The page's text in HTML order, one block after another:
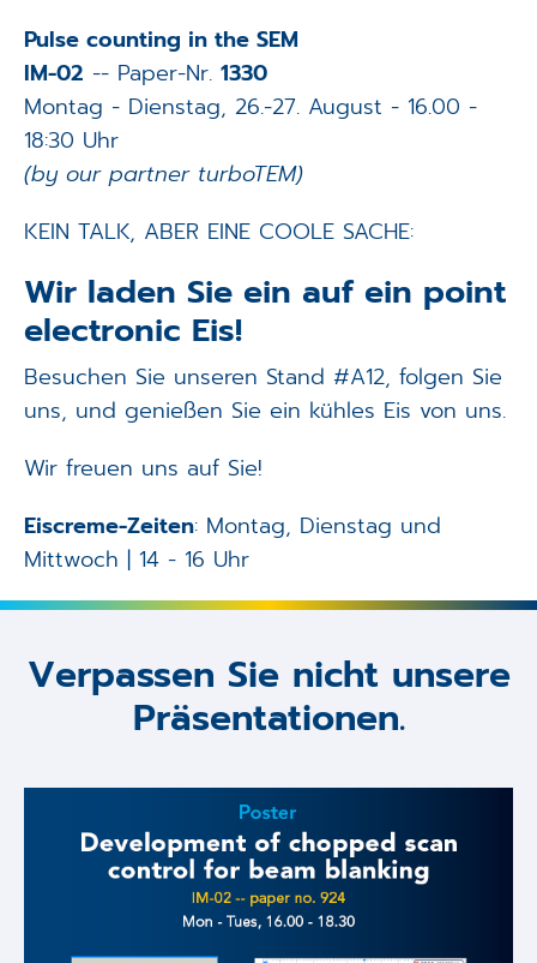
Pulse counting in the SEM
IM-02 -- Paper-Nr. 1330
Montag - Dienstag, 26.-27. August - 16.00 -
18:30 Uhr
(by our partner turboTEM)
KEIN TALK, ABER EINE COOLE SACHE:
Wir laden Sie ein auf ein point
electronic Eis!
Besuchen Sie unseren Stand #A12, folgen Sie
uns, und genießen Sie ein kühles Eis von uns.
Wir freuen uns auf Sie!
Eiscreme-Zeiten: Montag, Dienstag und
Mittwoch | 14 - 16 Uhr
Verpassen Sie nicht unsere
Präsentationen.